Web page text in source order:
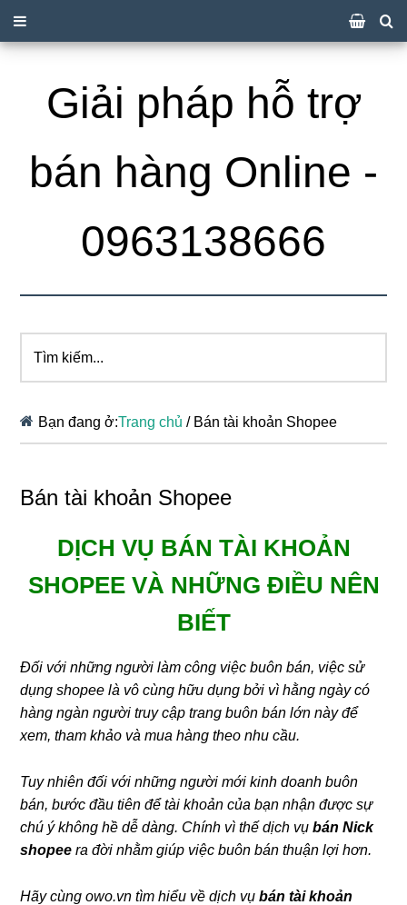
Giải pháp hỗ trợ
bán hàng Online -
0963138666
kiếm...
Bạn đang ở:Trang chủ /Bán tài khoản Shopee
Bán tài khoản Shopee
DỊCH VỤ BÁN TÀI KHOẢN
SHOPEE VÀ NHỮNG ĐIỀU NÊN
BIẾT
Đối với những người làm công việc buôn bán, việc sử
dụng shopee là vô cùng hữu dụng bởi vì hằng ngày có
hàng ngàn người truy cập trang buôn bán lớn này để
xem, tham khảo và mua hàng theo nhu cầu.
Tuy nhiên đối với những người mới kinh doanh buôn
bán, bước đầu tiên để tài khoản của bạn nhận được sự
chú ý không hề dễ dàng. Chính vì thế dịch vụbán Nick
shopeera đời nhằm giúp việc buôn bán thuận lợi hơn.
Hãy cùng owo.vn tìm hiểu về dịch vụbán tài khoản